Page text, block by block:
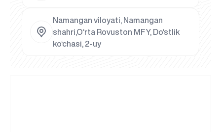
Namangan viloyati, Namangan
shahri,O‘rta Rovuston MFY, Do‘stlik
ko‘chasi, 2-uy